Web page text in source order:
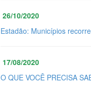
26/10/2020
Estadão: Municípios
17/08/2020
O QUE VOCÊ PRECISA